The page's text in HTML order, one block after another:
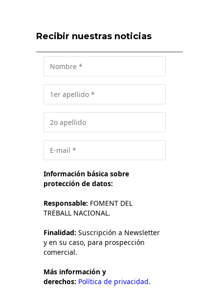
Recibir nuestras noticias
Información básica sobre
protección de datos:
Responsable: FOMENT DEL
TREBALL NACIONAL.
Finalidad: Suscripción a Newsletter
y en su caso, para prospección
comercial.
Más información y
derechos: Política de privacidad.